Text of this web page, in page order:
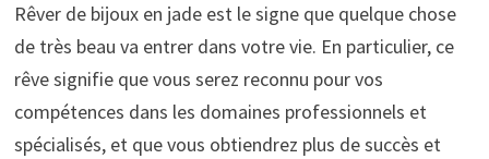
Rêver de bijoux en jade est le signe que quelque chose
de très beau va entrer dans votre vie. En particulier, ce
rêve signifie que vous serez reconnu pour vos
compétences dans les domaines professionnels et
spécialisés, et que vous obtiendrez plus de succès et